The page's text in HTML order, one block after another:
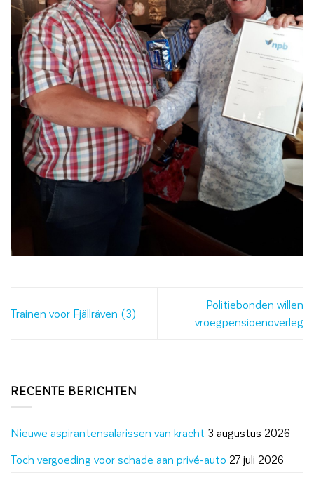
Trainen voor Fjällräven (3)
Politiebonden willen
vroegpensioenoverleg
RECENTE BERICHTEN
Nieuwe aspirantensalarissen van kracht 3 augustus 2026
Toch vergoeding voor schade aan privé-auto 27 juli 2026